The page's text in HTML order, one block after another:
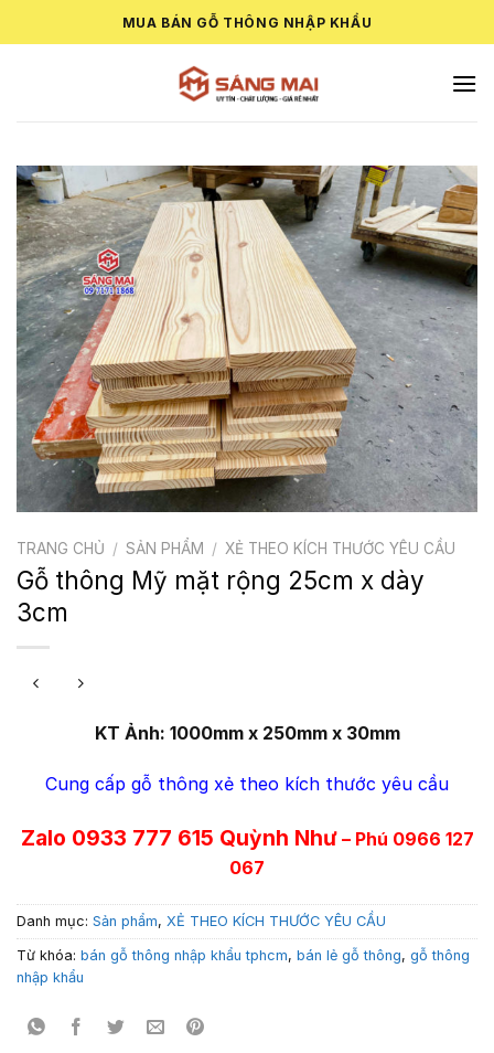
to
MUA BÁN GỖ THÔNG NHẬP KHẨU
TRANG CHỦ / SẢN PHẨM / XẺ THEO KÍCH THƯỚC YÊU CẦU
Gỗ thông Mỹ mặt rộng 25cm x dày
3cm
KT Ảnh: 1000mm x 250mm x 30mm
Cung cấp gỗ thông xẻ theo kích thước yêu cầu
Zalo 0933 777 615 Quỳnh Như– Phú 0966 127
067
Danh mục: Sản phẩm, XẺ THEO KÍCH THƯỚC YÊU CẦU
Từ khóa: bán gỗ thông nhập khẩu tphcm, bán lẻ gỗ thông, gỗ thông
nhập khẩu